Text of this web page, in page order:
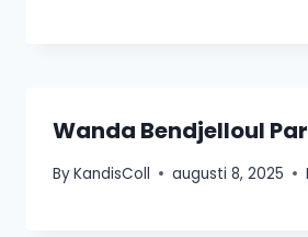
Wanda Bendjelloul
ByKandisColl augusti 8, 2025